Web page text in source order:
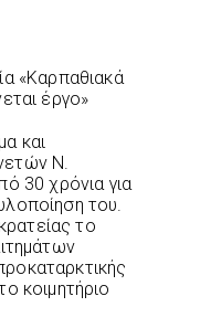
«Καρπαθιακά
έργο»
και
Ν.
30 χρόνια για
του.
το
κοιμητήριο